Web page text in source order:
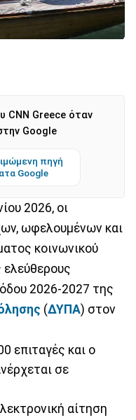
CNN Greece όταν
Google
πηγή
Google
2026, οι
ωφελουμένων και
κοινωνικού
ελεύθερους
2026-2027 της
(ΔΥΠΑ) στον
επιταγές και ο
σε
αίτηση